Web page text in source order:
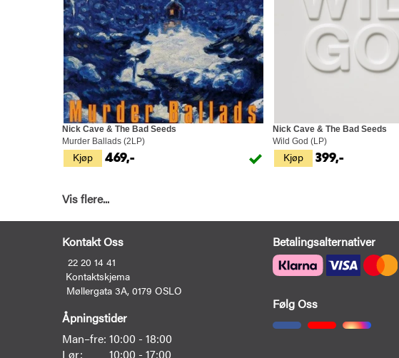
Kjøp
Nick Cave & The Bad Seeds
Murder Ballads (2LP)
469,- Kjøp
Nick Cave & The Bad Seeds
Wild God (LP)
399,-
Vis flere...
Kontakt Oss
22 20 14 41
Kontaktskjema
Møllergata 3A, 0179 OSLO
Åpningstider
Man–fre: 10:00 - 18:00
Lør:
10:00 - 17:00
Betalingsalternativer
Følg Oss